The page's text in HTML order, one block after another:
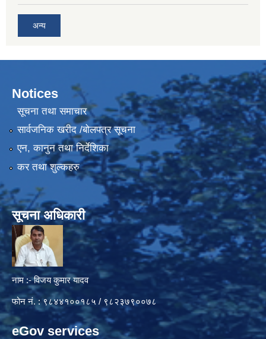
अन्य
Notices
सूचना तथा समाचार
सार्वजनिक खरीद /बोलपत्र सूचना
एन, कानुन तथा निर्देशिका
कर तथा शुल्कहरु
सूचना अधिकारी
नाम :- विजय कुमार यादव
फोन नं. : ९८४४१००१८५ / ९८२३७९००७८
eGov services